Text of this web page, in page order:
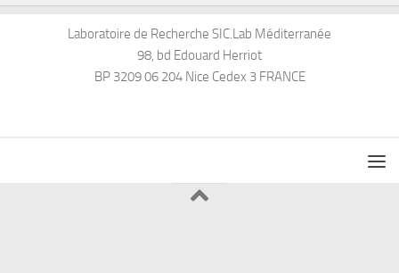
Laboratoire de Recherche SIC.Lab Méditerranée
98, bd Edouard Herriot
BP 3209 06 204 Nice Cedex 3 FRANCE